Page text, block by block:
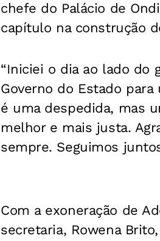
chefe do Palácio de
capítulo na construção
“Iniciei o dia ao lado do
Governo do Estado
é uma despedida, mas
melhor e mais justa.
sempre. Seguimos
Com a exoneração de
secretaria, Rowena